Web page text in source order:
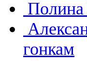
Полина
гонкам